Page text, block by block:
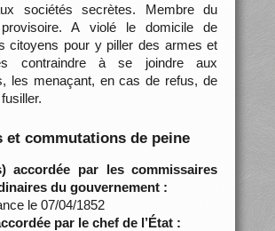
sociétés secrètes. Membre du
A violé le domicile de
citoyens pour y piller des armes et
contraindre à se joindre aux
les menaçant, en cas de refus, de
et commutations de peine
accordée par les commissaires
du gouvernement :
le 07/04/1852
par le chef de l’État :